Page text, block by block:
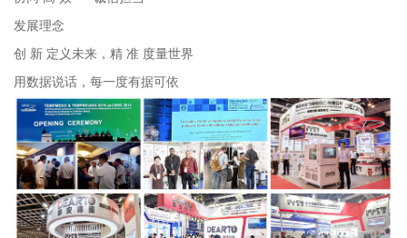
发展理念
创 新 定义未来，精 准 度量世界
用数据说话，每一度有据可依